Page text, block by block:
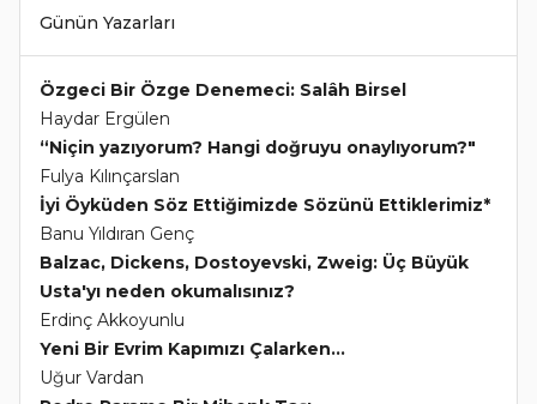
Günün Yazarları
Özgeci Bir Özge Denemeci: Salâh Birsel
Haydar Ergülen
“Niçin yazıyorum? Hangi doğruyu onaylıyorum?"
Fulya Kılınçarslan
İyi Öyküden Söz Ettiğimizde Sözünü Ettiklerimiz*
Banu Yıldıran Genç
Balzac, Dickens, Dostoyevski, Zweig: Üç Büyük
Usta'yı neden okumalısınız?
Erdinç Akkoyunlu
Yeni Bir Evrim Kapımızı Çalarken...
Uğur Vardan